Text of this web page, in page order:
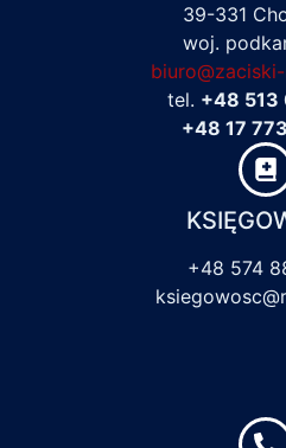
39-331
woj.
tel. +48 513
+48 17
+48 574